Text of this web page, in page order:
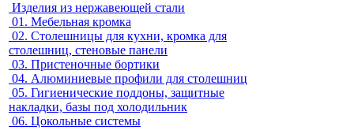
Изделия из нержавеющей стали
01. Мебельная кромка
02. Столешницы для кухни, кромка для
столешниц, стеновые панели
03. Пристеночные бортики
04. Алюминиевые профили для столешниц
05. Гигиенические поддоны, защитные
накладки, базы под холодильник
06. Цокольные системы